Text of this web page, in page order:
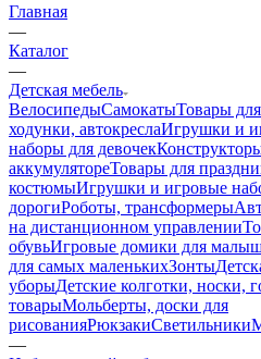
Главная
—
Каталог
—
Детская мебель
ВелосипедыСамокатыТовары
ходунки, автокреслаИгрушки и
наборы для девочек
аккумулятореТовары для
костюмыИгрушки и игровые
дорогиРоботы, трансформеры
на дистанционном управлении
обувьИгровые домики для
для самых маленькихЗонты
уборыДетские колготки, носки,
товарыМольберты, доски для
рисованияРюкзакиСветильники
—